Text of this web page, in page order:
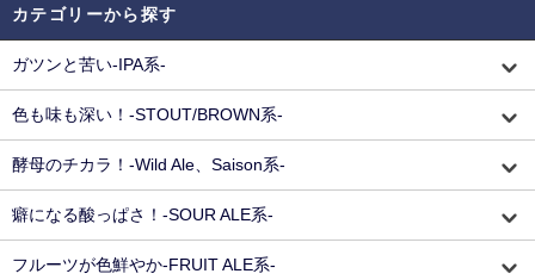
カテゴリーから探す
ガツンと苦い-IPA系-
色も味も深い！-STOUT/BROWN系-
酵母のチカラ！-Wild Ale、Saison系-
癖になる酸っぱさ！-SOUR ALE系-
フルーツが色鮮やか-FRUIT ALE系-